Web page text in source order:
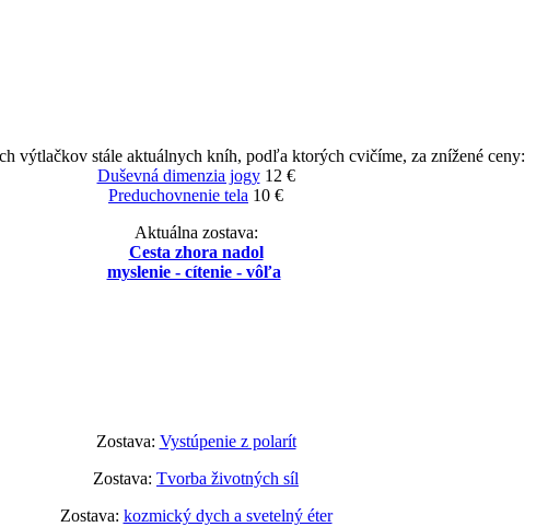
výtlačkov stále aktuálnych kníh, podľa ktorých cvičíme, za znížené ceny:
Duševná dimenzia jogy12 €
Preduchovnenie tela 10 €
Aktuálna zostava:
Cesta zhora nadol
myslenie - cítenie - vôľa
Zostava: Vystúpenie z polarít
Zostava: Tvorba životných síl
Zostava: kozmický dych a svetelný éter